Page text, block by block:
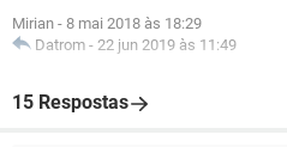
Mirian - 8 mai 2018 às 18:29
Datrom - 22 jun 2019 às 11:49
15 Respostas